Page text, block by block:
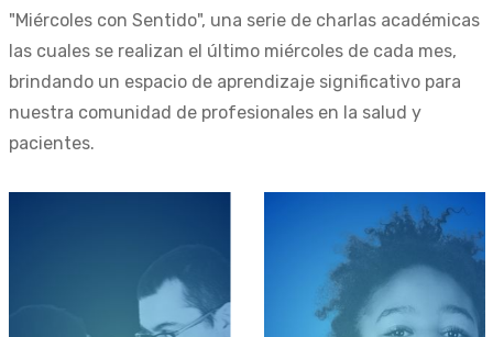
"Miércoles con Sentido", una serie de charlas académicas
las cuales se realizan el último miércoles de cada mes,
brindando un espacio de aprendizaje significativo para
nuestra comunidad de profesionales en la salud y
pacientes.